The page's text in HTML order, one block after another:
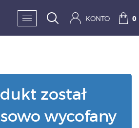
KOSMETYKA
HIGIENA I DEZYNFEKC
KONTO 0
został
wycofany